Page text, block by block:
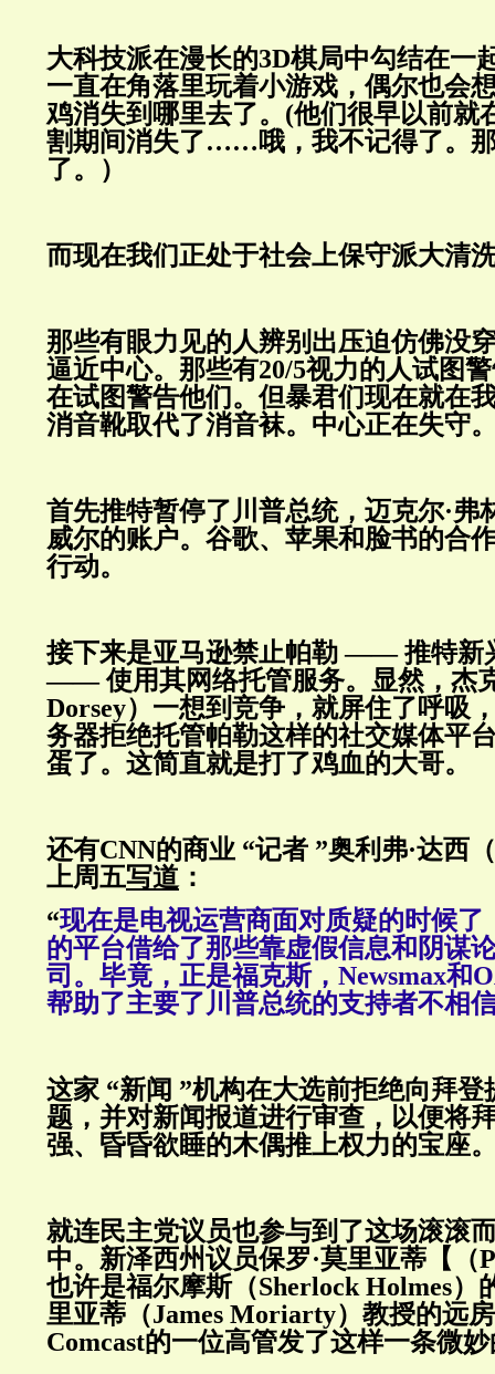
大科技派在漫长的3D棋局中勾结在一
一直在角落里玩着小游戏，偶尔也会
鸡消失到哪里去了。(他们很早以前就
割期间消失了……哦，我不记得了。
了。）
而现在我们正处于社会上保守派大清
那些有眼力见的人辨别出压迫仿佛没
逼近中心。那些有20/5视力的人试图
在试图警告他们。但暴君们现在就在
消音靴取代了消音袜。中心正在失守
首先推特暂停了川普总统，迈克尔·弗
威尔的账户。谷歌、苹果和脸书的合
行动。
接下来是亚马逊禁止帕勒 —— 推特新
—— 使用其网络托管服务。显然，杰
Dorsey）一想到竞争，就屏住了呼吸
务器拒绝托管帕勒这样的社交媒体平
蛋了。这简直就是打了鸡血的大哥。
还有CNN的商业 “记者 ”奥利弗·达西
上周五写道 ：
“现在是电视运营商面对质疑的时候了
的平台借给了那些靠虚假信息和阴谋
司。毕竟，正是福克斯，Newsmax和
帮助了主要了川普总统的支持者不相
这家 “新闻 ”机构在大选前拒绝向拜
题，并对新闻报道进行审查，以便将
强、昏昏欲睡的木偶推上权力的宝座
就连民主党议员也参与到了这场滚滚
中。新泽西州议员保罗·莫里亚蒂【
也许是福尔摩斯（Sherlock Holmes）
里亚蒂（James Moriarty）教授的远
Comcast的一位高管发了这样一条微